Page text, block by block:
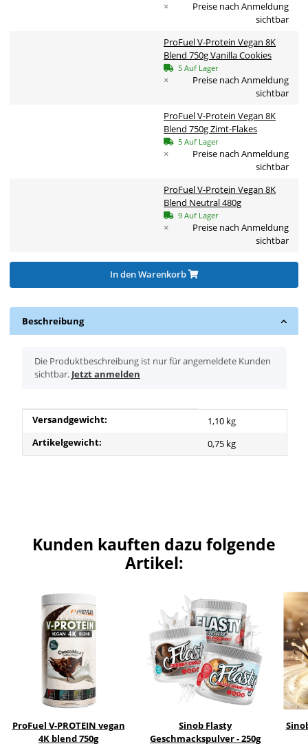
×
Preise nach Anmeldung
sichtbar
ProFuel V-Protein Vegan 8K
Blend 750g Vanilla Cookies
5 Auf Lager
×
Preise nach Anmeldung
sichtbar
ProFuel V-Protein Vegan 8K
Blend 750g Zimt-Flakes
5 Auf Lager
×
Preise nach Anmeldung
sichtbar
ProFuel V-Protein Vegan 8K
Blend Neutral 480g
9 Auf Lager
×
Preise nach Anmeldung
sichtbar
In den Warenkorb
Beschreibung
x
Die Produktbeschreibung ist nur für angemeldete Kunden
sichtbar. Jetzt anmelden
Produkteigenschaft
Wert
Versandgewicht:
1,10 kg
Artikelgewicht:
0,75 kg
Kunden kauften dazu folgende
Artikel:
ProFuel V-PROTEIN vegan
4K blend 750g
Sinob Flasty
Geschmackspulver - 250g